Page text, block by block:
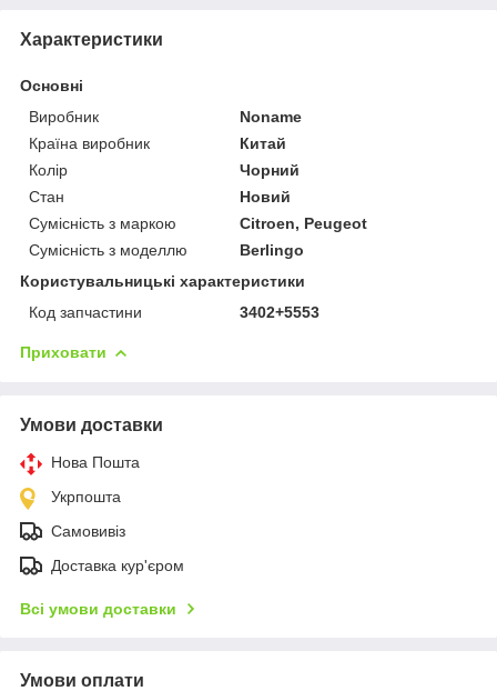
Характеристики
Основні
Виробник
Noname
Країна виробник
Китай
Колір
Чорний
Стан
Новий
Сумісність з маркою
Citroen, Peugeot
Сумісність з моделлю
Berlingo
Користувальницькі характеристики
Код запчастини
3402+5553
Приховати
Умови доставки
Нова Пошта
Укрпошта
Самовивіз
Доставка кур'єром
Всі умови доставки
Умови оплати